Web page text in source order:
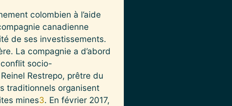
colombien à l’aide
canadienne
de ses investissements.
La compagnie a d’abord
socio-
Restrepo, prêtre du
traditionnels organisent
mines3. En février 2017,